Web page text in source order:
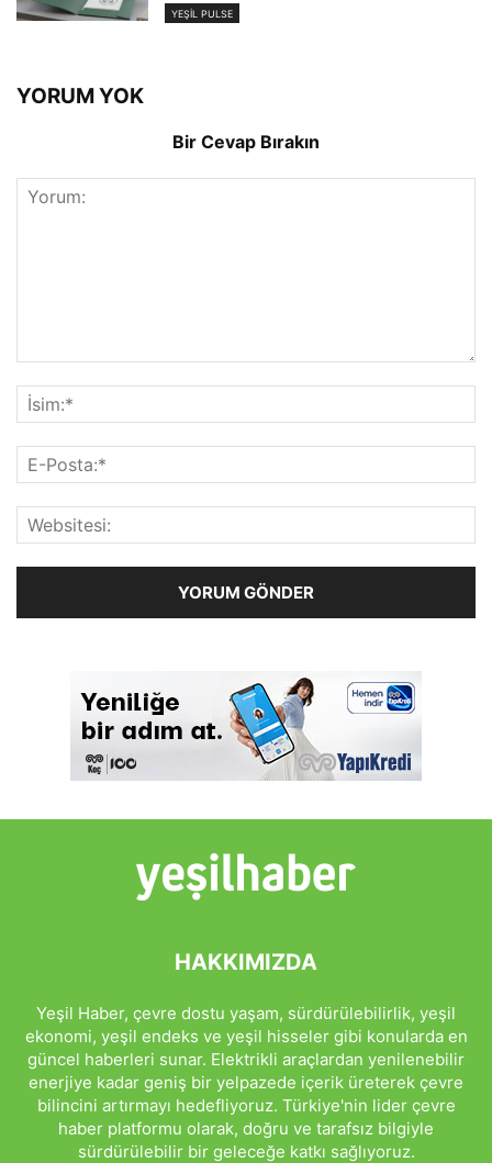
YEŞIL PULSE
YORUM YOK
Bir Cevap Bırakın
HAKKIMIZDA
Yeşil Haber, çevre dostu yaşam, sürdürülebilirlik, yeşil
ekonomi, yeşil endeks ve yeşil hisseler gibi konularda en
güncel haberleri sunar. Elektrikli araçlardan yenilenebilir
enerjiye kadar geniş bir yelpazede içerik üreterek çevre
bilincini artırmayı hedefliyoruz. Türkiye'nin lider çevre
haber platformu olarak, doğru ve tarafsız bilgiyle
sürdürülebilir bir geleceğe katkı sağlıyoruz.